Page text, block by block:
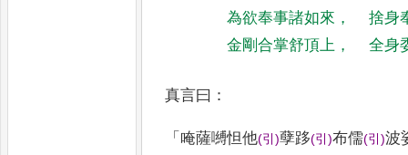
為欲奉事諸如來 ，
捨身
金剛合掌舒頂上 ， 全身
真言曰 ：
「 唵薩嚩怛他(引)孽跢(引)布儒(引)波